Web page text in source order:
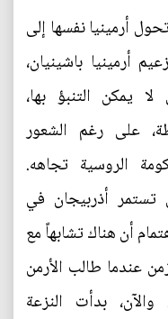
أرمينيا نفسها إلى
أرمينيا باشينيان،
يمكن التنبؤ بها،
على رغم الشعور
الروسية تجاهه.
أذربيجان في
أن هناك تشابهاً مع
عندما طالب الأرمن
والآن، بدأت النزعة